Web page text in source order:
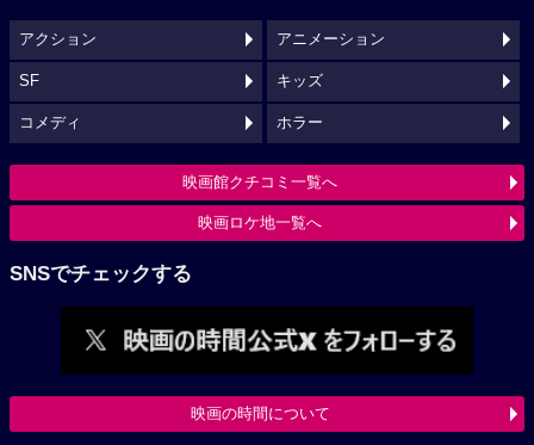
アクション アニメーション
SF キッズ
コメディ ホラー
映画館クチコミ一覧へ
映画ロケ地一覧へ
SNSでチェックする
映画の時間について